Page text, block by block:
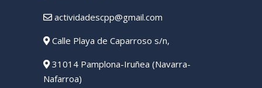
actividadescpp@gmail.com
Calle Playa de Caparroso s/n,
31014 Pamplona-Iruñea (Navarra-
Nafarroa)